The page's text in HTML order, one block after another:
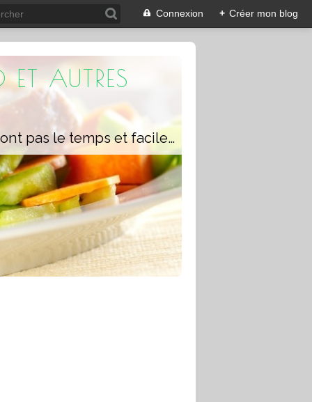
Connexion + Créer mon blog
ET AUTRES
Un blog composé de recettes rapides à réaliser pour les personnes qui n'ont pas le temps et faciles pour pouvoir se régaler ou régaler toute la famille avec ou sans robot